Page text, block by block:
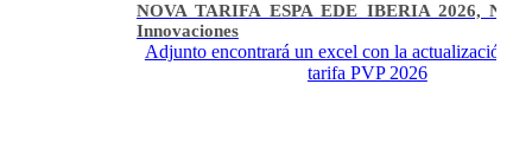
NOVA TARIFA ESPA EDE IBERIA 2026,
Innovaciones
Adjunto encontrará un excel con la actualización
tarifa PVP 2026